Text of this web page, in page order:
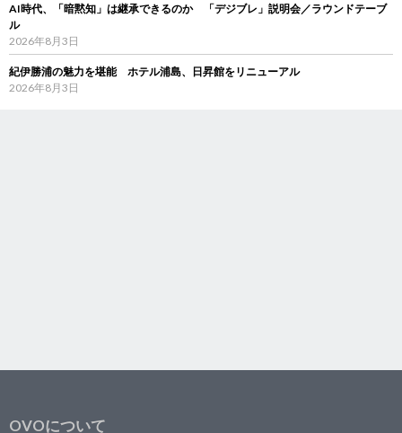
AI時代、「暗黙知」は継承できるのか 「デジブレ」説明会／ラウンドテーブ
ル
2026年8月3日
紀伊勝浦の魅力を堪能 ホテル浦島、日昇館をリニューアル
2026年8月3日
OVOについて